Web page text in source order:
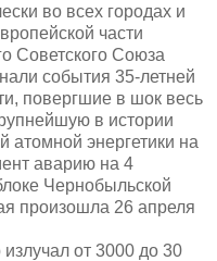
во всех городах и
части
Советского Союза
события 35-летней
повергшие в шок весь
в истории
атомной энергетики на
аварию на 4
Чернобыльской
произошла 26 апреля
от 3000 до 30